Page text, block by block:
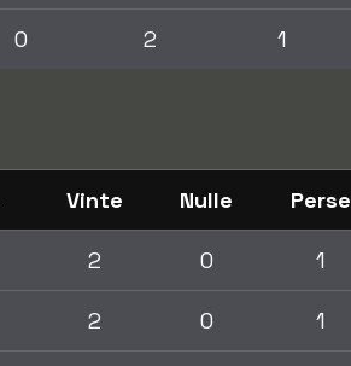
0 2 1
Vinte Nulle Perse
2 0 1
2 0 1